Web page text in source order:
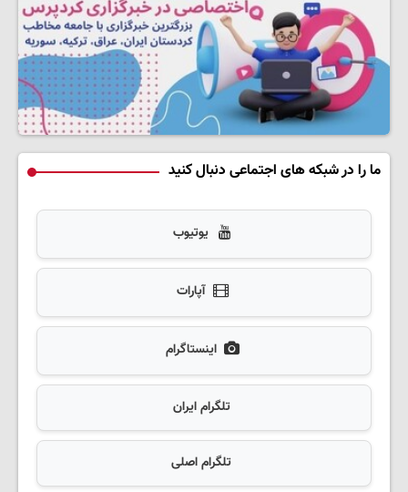
ما را در شبکه های اجتماعی دنبال کنید
یوتیوب
آپارات
اینستاگرام
تلگرام ایران
تلگرام اصلی